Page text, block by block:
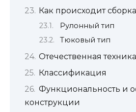
Как происходит сборка
Рулонный тип
Тюковый тип
Отечественная техника
Классификация
Функциональность и
конструкции